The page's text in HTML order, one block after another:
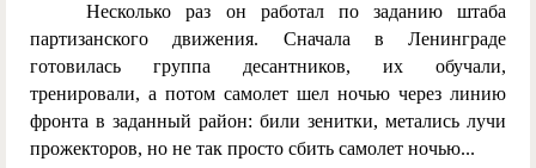
Несколько раз он работал по заданию штаба
партизанского движения. Сначала в Ленинграде
готовилась группа десантников, их обучали,
тренировали, а потом самолет шел ночью через линию
фронта в заданный район: били зенитки, метались лучи
прожекторов, но не так просто сбить самолет ночью...